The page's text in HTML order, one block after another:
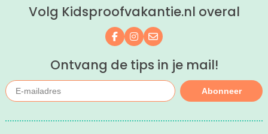
Volg Kidsproofvakantie.nl overal
Volg ons op Facebook
Volg ons op Instagram
Mail ons
Ontvang de tips in je mail!
Abonneer